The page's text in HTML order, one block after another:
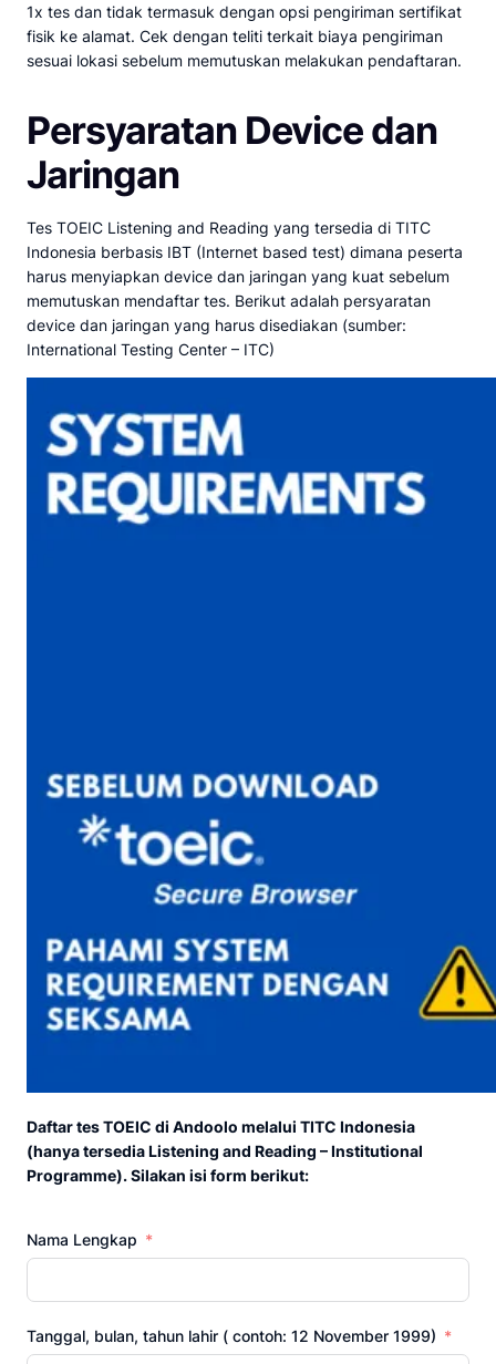
1x tes dan tidak termasuk dengan opsi pengiriman sertifikat
fisik ke alamat. Cek dengan teliti terkait biaya pengiriman
sesuai lokasi sebelum memutuskan melakukan pendaftaran.
Persyaratan Device dan
Jaringan
Tes TOEIC Listening and Reading yang tersedia di TITC
Indonesia berbasis IBT (Internet based test) dimana peserta
harus menyiapkan device dan jaringan yang kuat sebelum
memutuskan mendaftar tes. Berikut adalah persyaratan
device dan jaringan yang harus disediakan (sumber:
International Testing Center – ITC)
Daftar tes TOEIC di Andoolo melalui TITC Indonesia
(hanya tersedia Listening and Reading – Institutional
Programme). Silakan isi form berikut:
Nama Lengkap
Tanggal, bulan, tahun lahir ( contoh: 12 November 1999)